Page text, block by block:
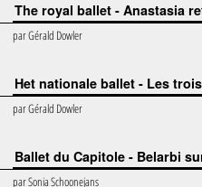
The royal ballet - Anastasia
parGérald Dowler
Het nationale ballet - Les
parGérald Dowler
Ballet du Capitole - Belarbi
parSonia Schoonejans